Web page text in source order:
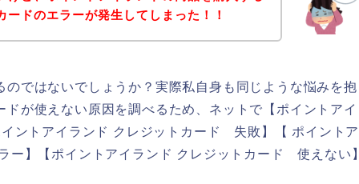
ードのエラーが発生してしまった！！
のではないでしょうか？実際私自身も同じような悩みを抱
ドが使えない原因を調べるため、ネットで【ポイントアイ
ントアイランド クレジットカード 失敗】【 ポイントア
】【ポイントアイランド クレジットカード 使えない】